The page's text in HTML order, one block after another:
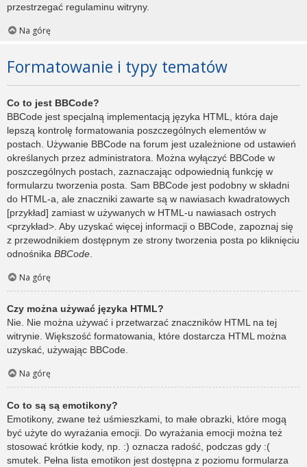
przestrzegać regulaminu witryny.
Na górę
Formatowanie i typy tematów
Co to jest BBCode?
BBCode jest specjalną implementacją języka HTML, która daje
lepszą kontrolę formatowania poszczególnych elementów w
postach. Używanie BBCode na forum jest uzależnione od ustawień
określanych przez administratora. Można wyłączyć BBCode w
poszczególnych postach, zaznaczając odpowiednią funkcję w
formularzu tworzenia posta. Sam BBCode jest podobny w składni
do HTML-a, ale znaczniki zawarte są w nawiasach kwadratowych
[przykład] zamiast w używanych w HTML-u nawiasach ostrych
<przykład>. Aby uzyskać więcej informacji o BBCode, zapoznaj się
z przewodnikiem dostępnym ze strony tworzenia posta po kliknięciu
odnośnika BBCode
Na górę
Czy można używać języka HTML?
Nie. Nie można używać i przetwarzać znaczników HTML na tej
witrynie. Większość formatowania, które dostarcza HTML można
uzyskać, używając BBCode.
Na górę
Co to są są emotikony?
Emotikony, zwane też uśmieszkami, to małe obrazki, które mogą
być użyte do wyrażania emocji. Do wyrażania emocji można też
stosować krótkie kody, np. :) oznacza radość, podczas gdy :(
smutek. Pełna lista emotikon jest dostępna z poziomu formularza